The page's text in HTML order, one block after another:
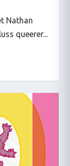
Nathan
queerer...